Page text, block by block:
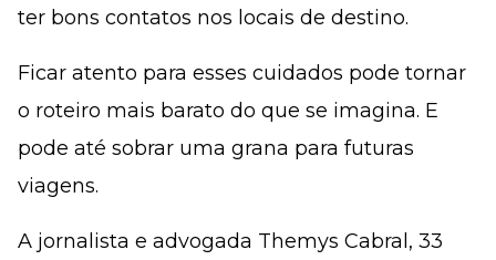
ter bons contatos nos locais de destino.
Ficar atento para esses cuidados pode tornar
o roteiro mais barato do que se imagina. E
pode até sobrar uma grana para futuras
viagens.
A jornalista e advogada Themys Cabral, 33